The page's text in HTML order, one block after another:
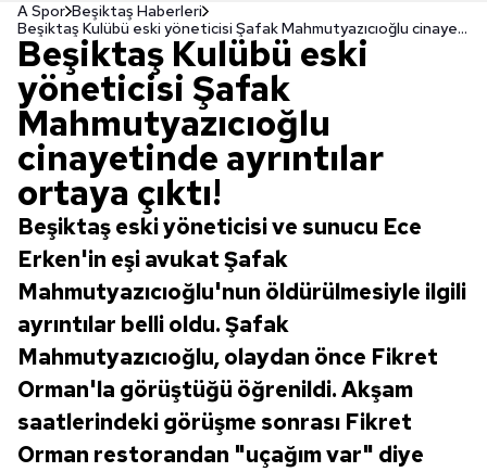
A Spor Beşiktaş Haberleri
Beşiktaş Kulübü eski yöneticisi Şafak Mahmutyazıcıoğlu cinayetinde ayrıntılar ortaya çıktı!
Beşiktaş Kulübü eski
yöneticisi Şafak
Mahmutyazıcıoğlu
cinayetinde ayrıntılar
ortaya çıktı!
Beşiktaş eski yöneticisi ve sunucu Ece
Erken'in eşi avukat Şafak
Mahmutyazıcıoğlu'nun öldürülmesiyle ilgili
ayrıntılar belli oldu. Şafak
Mahmutyazıcıoğlu, olaydan önce Fikret
Orman'la görüştüğü öğrenildi. Akşam
saatlerindeki görüşme sonrası Fikret
Orman restorandan "uçağım var" diye